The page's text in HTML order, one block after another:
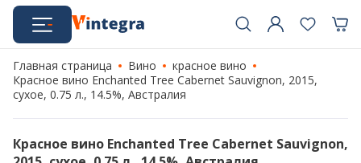
Главная страница Вино
красное вино
Красное вино Enchanted Tree Cabernet Sauvignon, 2015,
сухое, 0.75 л., 14.5%, Австралия
Красное вино Enchanted Tree Cabernet Sauvignon,